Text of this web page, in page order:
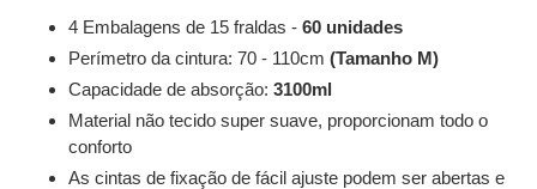
4 Embalagens de 15 fraldas - 60 unidades
Perímetro da cintura: 70 - 110cm (Tamanho M)
Capacidade de absorção: 3100ml
Material não tecido super suave, proporcionam todo o
conforto
As cintas de fixação de fácil ajuste podem ser abertas e